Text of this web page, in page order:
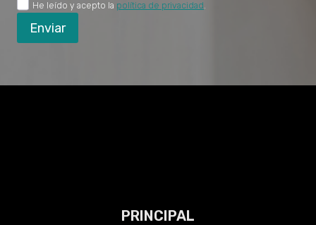
He leído y acepto la política de privacidad .
Enviar
PRINCIPAL